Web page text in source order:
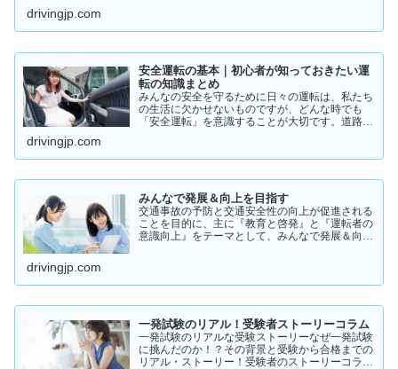
た。結論から言うと👇👉 …
drivingjp.com
安全運転の基本｜初心者が知っておきたい運
転の知識まとめ
みんなの安全を守るために日々の運転は、私たち
の生活に欠かせないものですが、どんな時でも
「安全運転」を意識することが大切です。道路状
過ぎや注意力の低下、小…
drivingjp.com
みんなで発展＆向上を目指す
交通事故の予防と交通安全性の向上が促進される
ことを目的に、主に『教育と啓発』と『運転者の
意識向上』をテーマとして、みんなで発展＆向上
drivingjp.com
一発試験のリアル！受験者ストーリーコラム
一発試験のリアルな受験ストーリーなぜ一発試験
に挑んだのか！？その背景と受験から合格までの
リアル・ストーリー！受験者のストーリーコラム